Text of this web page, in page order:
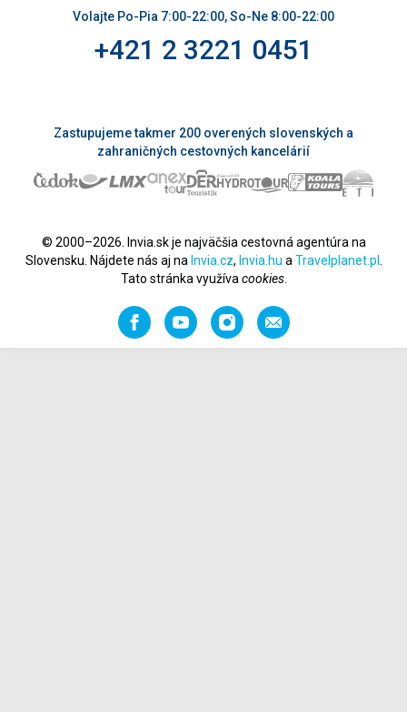
Volajte Po-Pia 7:00-22:00, So-Ne 8:00-22:00
+421 2 3221 0451
Zastupujeme takmer 200 overených slovenských a
zahraničných cestovných kancelárií
© 2000–2026. Invia.sk je najväčšia cestovná agentúra na
Slovensku. Nájdete nás aj na Invia.cz, Invia.hu a Travelplanet.pl
Tato stránka využíva cookies.
FacebookYouTubeInstagramOdporučiť